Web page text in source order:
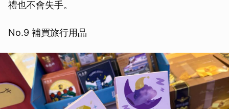
禮也不會失手。
No.9 補買旅行用品